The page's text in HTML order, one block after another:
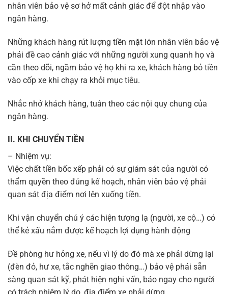
nhân viên bảo vệ sơ hở mất cảnh giác để đột nhập vào
ngân hàng.
Những khách hàng rút lượng tiền mặt lớn nhân viên bảo vệ
phải đề cao cảnh giác với những người xung quanh họ và
cần theo dõi, ngầm bảo vệ họ khi ra xe, khách hàng bỏ tiền
vào cốp xe khi chạy ra khỏi mục tiêu.
Nhắc nhở khách hàng, tuân theo các nội quy chung của
ngân hàng.
II. KHI CHUYỂN TIỀN
– Nhiệm vụ:
Việc chất tiền bốc xếp phải có sự giám sát của người có
thẩm quyền theo đúng kế hoạch, nhân viên bảo vệ phải
quan sát địa điểm nơi lên xuống tiền.
Khi vận chuyển chú ý các hiện tượng lạ (người, xe cộ…) có
thể kẻ xấu nắm được kế hoạch lợi dụng hành động
Đề phòng hư hỏng xe, nếu vì lý do đó mà xe phải dừng lại
(đèn đỏ, hư xe, tắc nghẽn giao thông…) bảo vệ phải sẵn
sàng quan sát kỹ, phát hiện nghi vấn, báo ngay cho người